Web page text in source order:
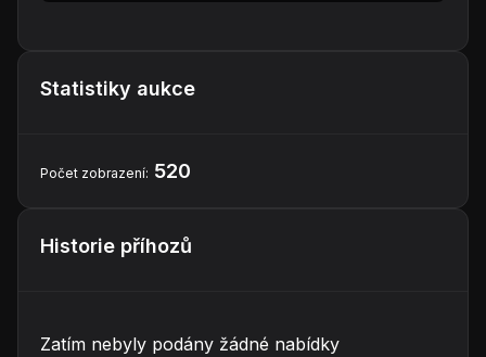
Statistiky aukce
Počet zobrazení: 520
Historie příhozů
Zatím nebyly podány žádné nabídky